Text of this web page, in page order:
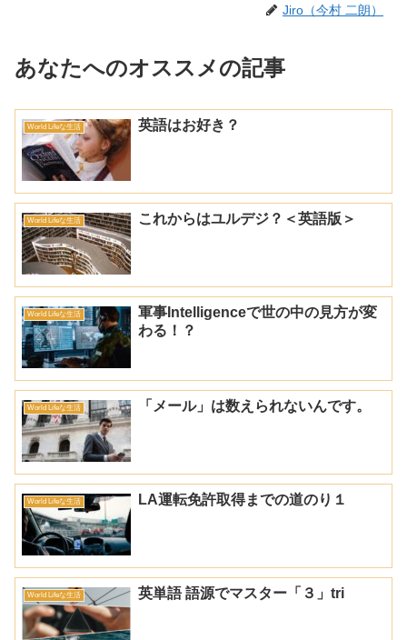
Jiro（今村 二朗）
あなたへのオススメの記事
World Lifeな生活 英語はお好き？
World Lifeな生活 これからはユルデジ？＜英語版＞
World Lifeな生活
軍事Intelligenceで世の中の見方が変
わる！？
World Lifeな生活 「メール」は数えられないんです。
World Lifeな生活 LA運転免許取得までの道のり１
World Lifeな生活 英単語 語源でマスター「３」tri